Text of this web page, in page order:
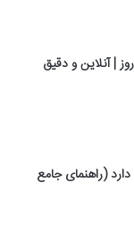
| آنلاین و دقیق
(راهنمای جامع